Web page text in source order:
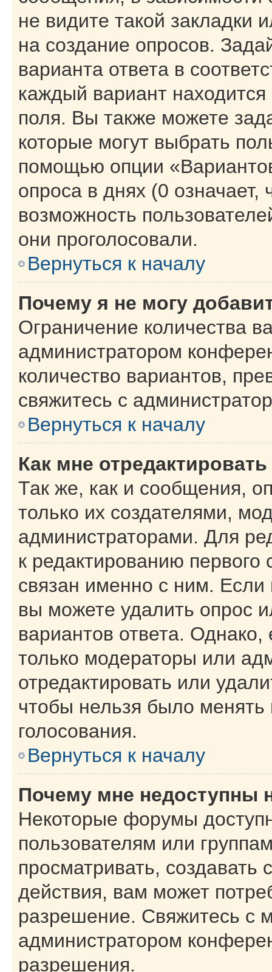
не видите такой
на создание опросов.
варианта ответа в
каждый вариант находится
поля. Вы также можете
которые могут выбрать
помощью опции
опроса в днях (0
возможность
они проголосовали.
Вернуться к началу
Почему я не могу
Ограничение количества
администратором
количество вариантов,
свяжитесь с
Вернуться к началу
Как мне
Так же, как и сообщения,
только их создателями,
администраторами. Для
к редактированию
связан именно с ним. Если
вы можете удалить опрос
вариантов ответа. Однако,
только модераторы или
отредактировать или
чтобы нельзя было
голосования.
Вернуться к началу
Почему мне недоступны
Некоторые форумы
пользователям или
просматривать,
действия, вам может
разрешение. Свяжитесь с
администратором
разрешения.